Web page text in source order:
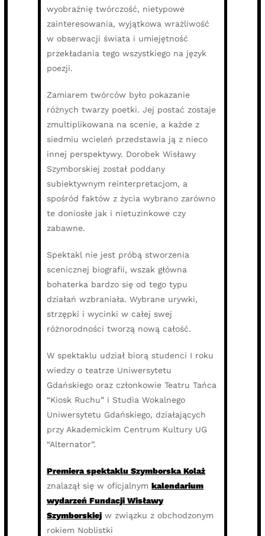
wyobraźnię twórczość, nietypowe
zainteresowania, wyjątkowa wrażliwość
w obserwacji świata i umiejętność
przekładania tego wszystkiego na język
poezji.
Zamiarem twórców było pokazanie
różnych twarzy poetki. Jej postać zostaje
zmultiplikowana na scenie, a każde z
siedmiu wcieleń przedstawia ją z nieco
innej perspektywy. Dorobek Wisławy
Szymborskiej został poddany
subiektywnym reinterpretacjom, a
spośród faktów z życia wybrano zarówno
te doniosłe jak i nietuzinkowe czy
zabawne.
Spektakl nie jest próbą stworzenia
scenicznej biografii, wszak główna
bohaterka bardzo się od tego typu
działań wzbraniała. Wybrane urywki,
strzępki i wycinki w całej swej
różnorodności tworzą nową całość.
W spektaklu udział biorą studenci I roku
wiedzy o teatrze Uniwersytetu
Gdańskiego oraz członkowie Teatru Tańca
“Kiosk Ruchu” i Studia Wokalnego
Uniwersytetu Gdańskiego, działających
przy Akademickim Centrum Kultury UG
“Alternator”.
Premiera spektaklu Szymborska Kolaż
znalazął się w oficjalnym kalendarium
wydarzeń Fundacji Wisławy
Szymborskiej w związku z obchodzonym
rokiem Noblistki